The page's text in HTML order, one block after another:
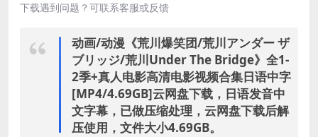
下载遇到问题？可联系客服或反馈
动画/动漫《荒川爆笑团/荒川アンダー ザ
ブリッジ/荒川Under The Bridge》全1-
2季+真人电影高清电影视频合集日语中字
[MP4/4.69GB]云网盘下载，日语发音中
文字幕，已做压缩处理，云网盘下载后解
压使用，文件大小4.69GB。